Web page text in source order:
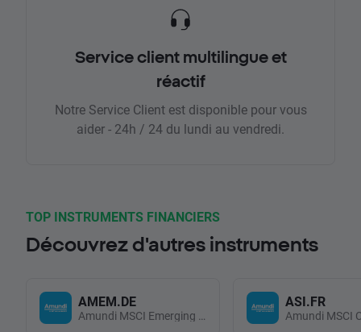
Service client multilingue et
réactif
Notre Service Client est disponible pour vous
aider - 24h / 24 du lundi au vendredi.
TOP INSTRUMENTS FINANCIERS
Découvrez d'autres instruments
AMEM.DE
Amundi MSCI Emerging Markets UCITS (Acc EUR)
ASI.FR